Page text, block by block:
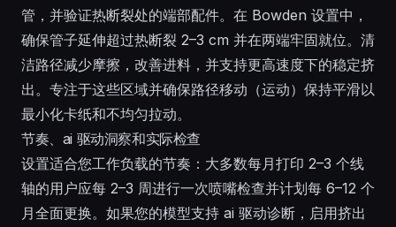
管，并验证热断裂处的端部配件。在 Bowden 设置中，
确保管子延伸超过热断裂 2–3 cm 并在两端牢固就位。清
洁路径减少摩擦，改善进料，并支持更高速度下的稳定挤
出。专注于这些区域并确保路径移动（运动）保持平滑以
最小化卡纸和不均匀拉动。
节奏、ai 驱动洞察和实际检查
设置适合您工作负载的节奏：大多数每月打印 2–3 个线
轴的用户应每 2–3 周进行一次喷嘴检查并计划每 6–12 个
月全面更换。如果您的模型支持 ai 驱动诊断，启用挤出